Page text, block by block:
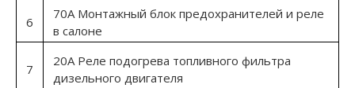
6
70А Монтажный блок предохранителей и реле
в салоне
7
20А Реле подогрева топливного фильтра
дизельного двигателя